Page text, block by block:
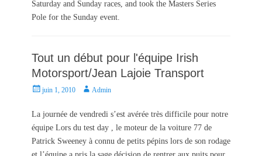
o
n
Saturday and Sunday races, and took the Masters Series
Pole for the Sunday event.
Tout un début pour l'équipe Irish
Motorsport/Jean Lajoie Transport
P
s
t
juin 1, 2010
A
t
h
r
Admin
La journée de vendredi s’est avérée très difficile pour notre
équipe Lors du test day , le moteur de la voiture 77 de
Patrick Sweeney à connu de petits pépins lors de son rodage